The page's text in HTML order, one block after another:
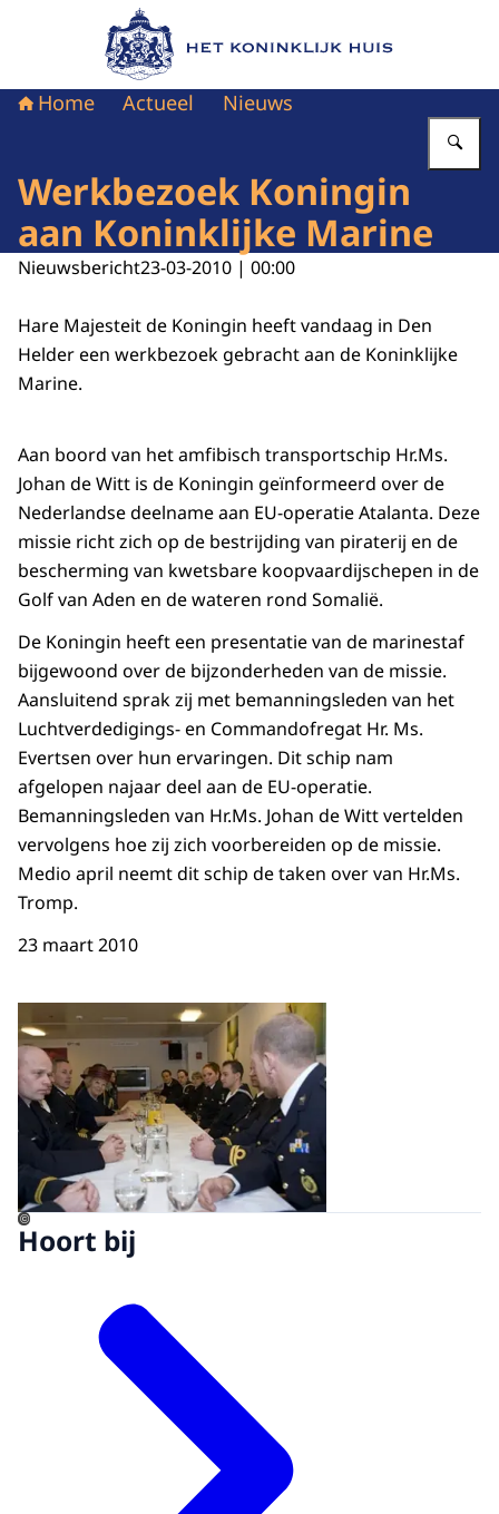
Naar de homepage van Het Koninklijk Huis
Home Actueel Nieuws
Werkbezoek Koningin
aan Koninklijke Marine
Nieuwsbericht23-03-2010 | 00:00
Hare Majesteit de Koningin heeft vandaag in Den
Helder een werkbezoek gebracht aan de Koninklijke
Marine.
Aan boord van het amfibisch transportschip Hr.Ms.
Johan de Witt is de Koningin geïnformeerd over de
Nederlandse deelname aan EU-operatie Atalanta. Deze
missie richt zich op de bestrijding van piraterij en de
bescherming van kwetsbare koopvaardijschepen in de
Golf van Aden en de wateren rond Somalië.
De Koningin heeft een presentatie van de marinestaf
bijgewoond over de bijzonderheden van de missie.
Aansluitend sprak zij met bemanningsleden van het
Luchtverdedigings- en Commandofregat Hr. Ms.
Evertsen over hun ervaringen. Dit schip nam
afgelopen najaar deel aan de EU-operatie.
Bemanningsleden van Hr.Ms. Johan de Witt vertelden
vervolgens hoe zij zich voorbereiden op de missie.
Medio april neemt dit schip de taken over van Hr.Ms.
Tromp.
23 maart 2010
Open de galerij in vergrote
©
Hoort bij